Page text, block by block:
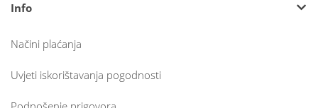
Info
Načini plaćanja
Uvjeti iskorištavanja pogodnosti